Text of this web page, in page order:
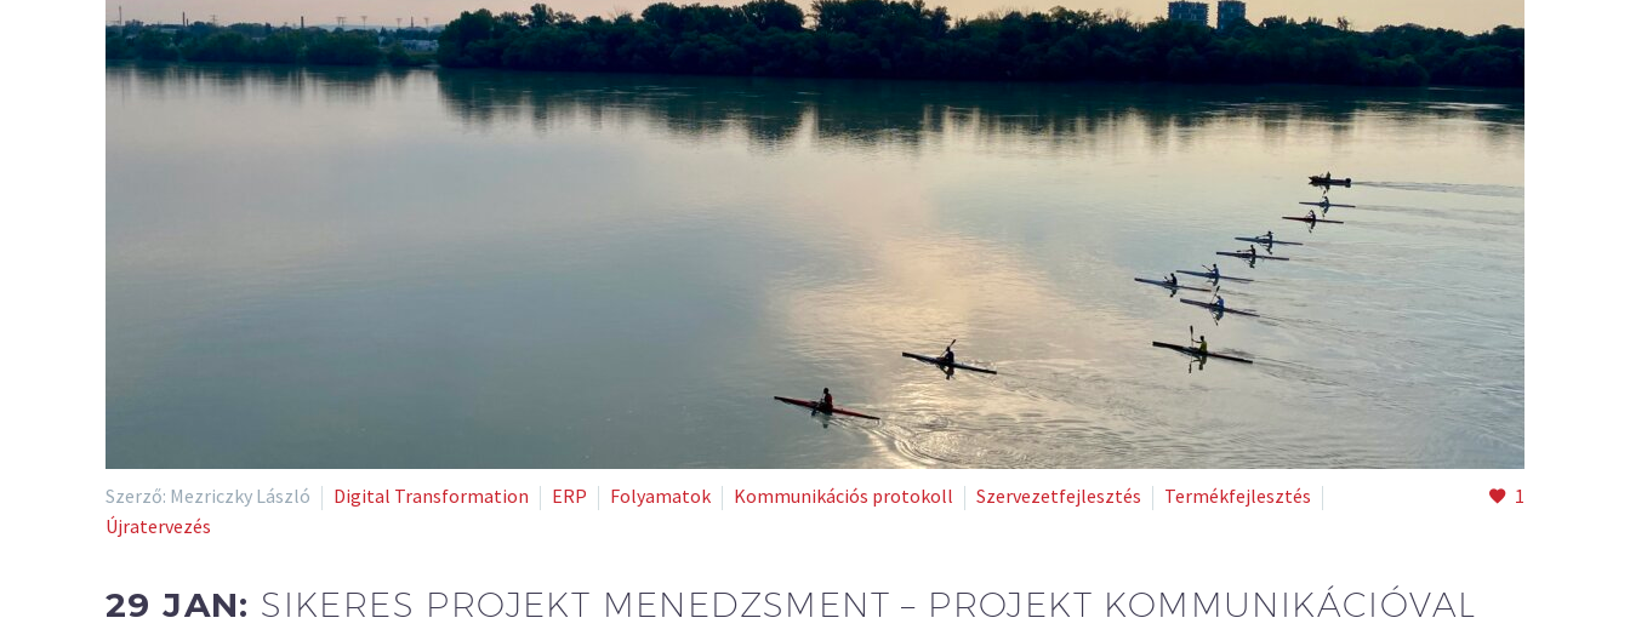
1
Szerző: Mezriczky László Digital Transformation ERP Folyamatok Kommunikációs protokoll Szervezetfejlesztés
Termékfejlesztés
Újratervezés
29 JAN: SIKERES PROJEKT MENEDZSMENT – PROJEKT KOMMUNIKÁCIÓVAL